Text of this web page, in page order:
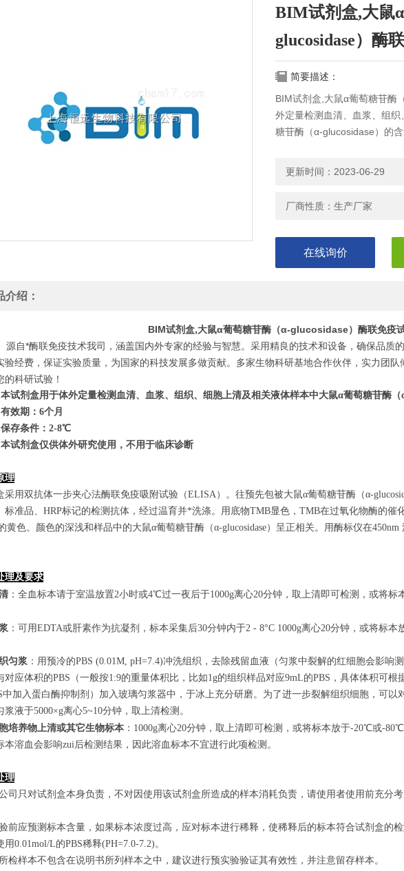
BIM试剂盒,大鼠
glucosidase）酶
简要描述：
BIM试剂盒,大鼠α葡萄糖苷酶
外定量检测血清、血浆、组
糖苷酶（α-glucosidase）的含
更新时间：2023-06-29
厂商性质：生产厂家
在线询价
介绍：
BIM试剂盒,大鼠α葡萄糖苷酶（α-glucosidase）酶联免疫
源自*酶联免疫技术我司，涵盖国内外专家的经验与智慧。采用精良的技术和设备，确保品质
验经费，保证实验质量，为国家的科技发展多做贡献。多家生物科研基地合作伙伴，实力团队
的科研试验！
本试剂盒用于体外定量检测血清、血浆、组织、细胞上清及相关液体样本中大鼠α葡萄糖苷酶 （
有效期：6个月
保存条件： 2-8℃
本试剂盒仅供体外研究使用，不用于临床诊断
理
采用双抗体一步夹心法酶联免疫吸附试验（ELISA）。往预先包被大鼠α葡萄糖苷酶（α-
标准品、HRP标记的检测抗体，经过温育并*洗涤。用底物TMB显色，TMB在过氧化物酶的催
黄色。颜色的深浅和样品中的大鼠α葡萄糖苷酶（α-glucosidase）呈正相关。用酶标仪在
理及要求
：全血标本请于室温放置2小时或4℃过一夜后于1000g离心20分钟，取上清即可检测，或将
：可用EDTA或肝素作为抗凝剂，标本采集后30分钟内于2 - 8°C 1000g离心20分钟，或将标本
匀浆 ：用预冷的PBS (0.01M, pH=7.4)冲洗组织，去除残留血液（匀浆中裂解的红细胞会影响
对应体积的PBS（一般按1:9的重量体积比，比如1g的组织样品对应9mL的PBS，具体体积可
中加入蛋白酶抑制剂）加入玻璃匀浆器中，于冰上充分研磨。为了进一步裂解组织细胞，可以
浆液于5000×g离心5~10分钟，取上清检测。
培养物上清或其它生物标本 ：1000g离心20分钟，取上清即可检测，或将标本放于-20℃或-
本溶血会影响zui后检测结果，因此溶血标本不宜进行此项检测。
理
司只对试剂盒本身负责，不对因使用该试剂盒所造成的样本消耗负责，请使用者使用前充分
前应预测标本含量，如果标本浓度过高，应对标本进行稀释，使稀释后的标本符合试剂盒的
用0.01mol/L的PBS稀释(PH=7.0-7.2)。
检样本不包含在说明书所列样本之中，建议进行预实验验证其有效性，并注意留存样本。